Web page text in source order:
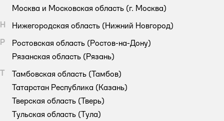
Москва и Московская область (г. Москва)
Н
Нижегородская область (Нижний Новгород)
Р
Ростовская область (Ростов-на-Дону)
Рязанская область (Рязань)
Т
Тамбовская область (Тамбов)
Татарстан Республика (Казань)
Тверская область (Тверь)
Тульская область (Тула)